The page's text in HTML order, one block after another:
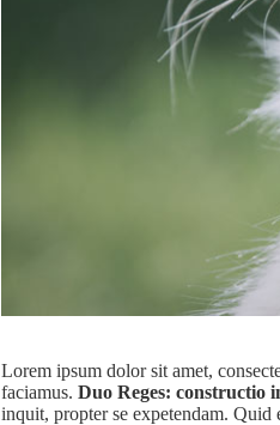
Lorem ipsum dolor sit amet,
faciamus. Duo Reges: constructio
inquit, propter se expetendam. Quid